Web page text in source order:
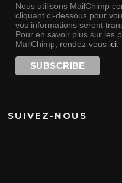
Nous utilisons MailChimp
cliquant ci-dessous pour
vos informations seront
Pour en savoir plus sur les
MailChimp, rendez-vous ici.
SUIVEZ-NOUS